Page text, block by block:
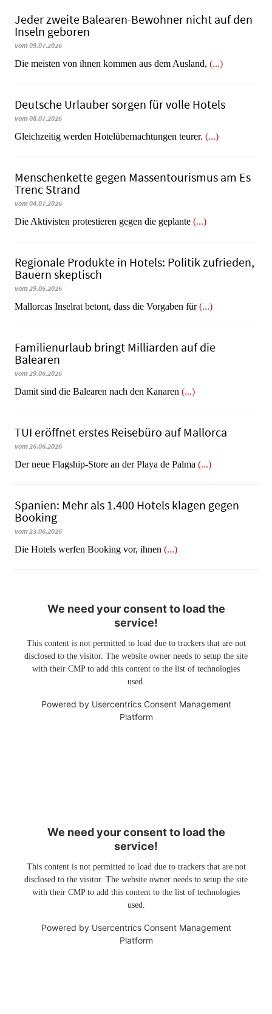
Jeder zweite Balearen-Bewohner nicht auf den
Inseln geboren
vom 09.07.2026
Die meisten von ihnen kommen aus dem Ausland, (...)
Deutsche Urlauber sorgen für volle Hotels
vom 08.07.2026
Gleichzeitig werden Hotelübernachtungen teurer. (...)
Menschenkette gegen Massentourismus am Es
Trenc Strand
vom 04.07.2026
Die Aktivisten protestieren gegen die geplante (...)
Regionale Produkte in Hotels: Politik zufrieden,
Bauern skeptisch
vom 29.06.2026
Mallorcas Inselrat betont, dass die Vorgaben für(...)
Familienurlaub bringt Milliarden auf die
Balearen
vom 29.06.2026
​​​​​​​Damit sind die Balearen nach den Kanaren (...)
TUI eröffnet erstes Reisebüro auf Mallorca
vom 26.06.2026
Der neue Flagship-Store an der Playa de Palma (...)
Spanien: Mehr als 1.400 Hotels klagen gegen
Booking
vom 23.06.2026
​​​​​​​Die Hotels werfen Booking vor, ihnen (...)
We need your consent to load the
service!
This content is not permitted to load due to trackers that are not
disclosed to the visitor. The website owner needs to setup the site
with their CMP to add this content to the list of technologies
used.
Powered by Usercentrics Consent Management
Platform
We need your consent to load the
service!
This content is not permitted to load due to trackers that are not
disclosed to the visitor. The website owner needs to setup the site
with their CMP to add this content to the list of technologies
used.
Powered by Usercentrics Consent Management
Platform